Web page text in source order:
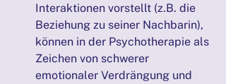
Interaktionen vorstellt (z.B. die
Beziehung zu seiner Nachbarin),
können in der Psychotherapie als
Zeichen von schwerer
emotionaler Verdrängung und